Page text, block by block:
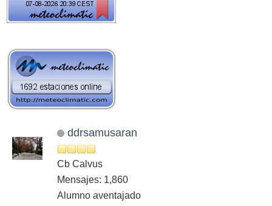
ddrsamusaran
Cb Calvus
Mensajes: 1,860
Alumno aventajado